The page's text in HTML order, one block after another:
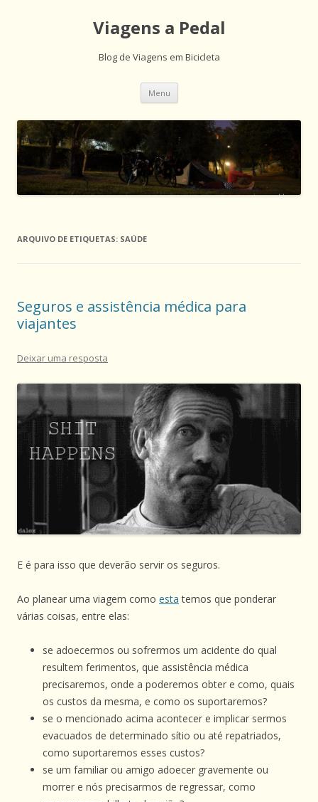
Viagens a Pedal
Blog de Viagens em Bicicleta
Menu Saltar
o
conteúdo
ARQUIVO DE ETIQUETAS: SAÚDE
Seguros e assistência médica para
viajantes
Deixar uma resposta
E é para isso que deverão servir os seguros.
Ao planear uma viagem como esta temos que ponderar
várias coisas, entre elas:
se adoecermos ou sofrermos um acidente do qual
resultem ferimentos, que assistência médica
precisaremos, onde a poderemos obter e como, quais
os custos da mesma, e como os suportaremos?
se o mencionado acima acontecer e implicar sermos
evacuados de determinado sítio ou até repatriados,
como suportaremos esses custos?
se um familiar ou amigo adoecer gravemente ou
morrer e nós precisarmos de regressar, como